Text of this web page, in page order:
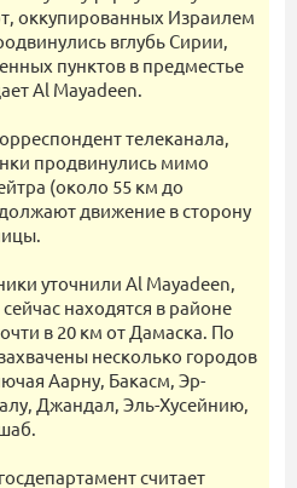
оккупированных Израилем
вглубь Сирии,
пунктов в предместье
Al Mayadeen.
телеканала,
продвинулись мимо
(около 55 км до
движение в сторону
уточнили Al Mayadeen,
находятся в районе
в 20 км от Дамаска. По
несколько городов
Аарну, Бакасм, Эр-
Джандал, Эль-Хусейнию,
считает